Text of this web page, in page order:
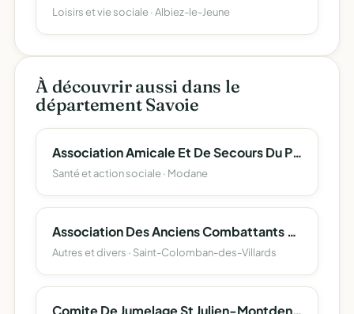
Loisirs et vie sociale · Albiez-le-Jeune
À découvrir aussi dans le
département Savoie
Association Amicale Et De Secours Du Personnel Des Collectivites Locales Du Canton De Modane Et De Ses Etablissements Publics
Santé et action sociale · Modane
Association Des Anciens Combattants Et Victimes De Guerre De St Alban Des Villards Et St Colomban Des Villards
Autres et divers · Saint-Colomban-des-Villards
Comite De Jumelage St Julien-Montdenis - Villarfocchiardo